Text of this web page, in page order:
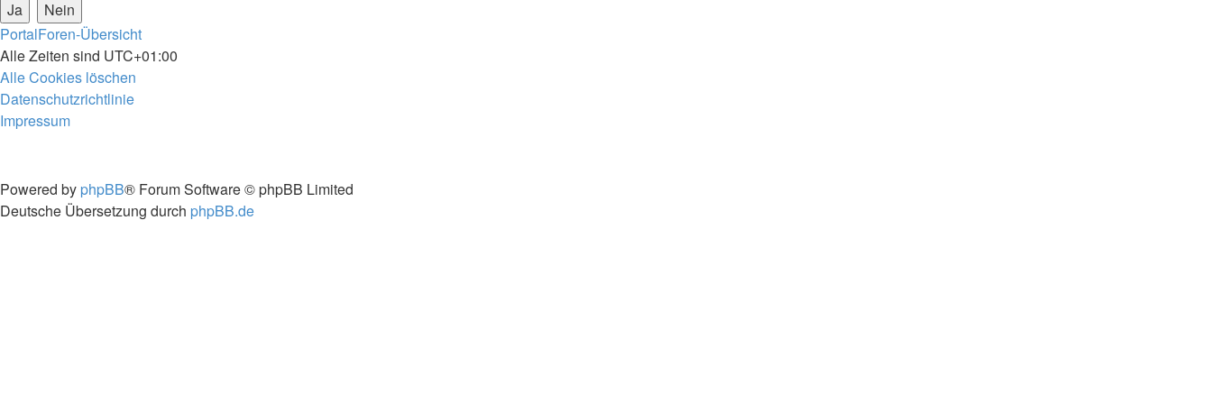
PortalForen-Übersicht
Alle Zeiten sind UTC+01:00
Alle Cookies löschen
Datenschutzrichtlinie
Impressum
Powered by phpBB® Forum Software © phpBB Limited
Deutsche Übersetzung durch phpBB.de